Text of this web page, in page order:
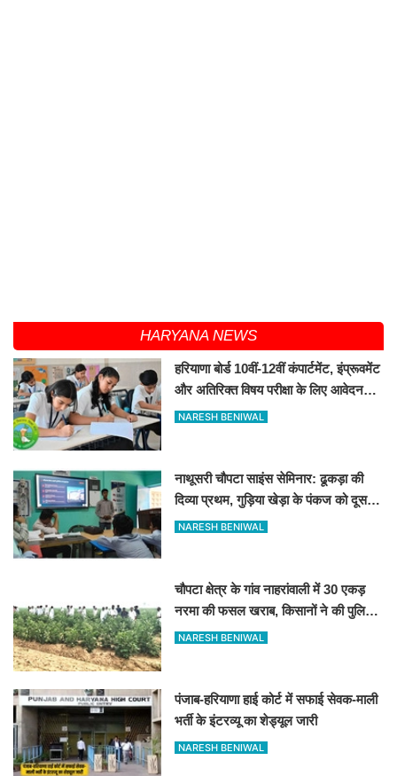
HARYANA NEWS
हरियाणा बोर्ड 10वीं-12वीं कंपार्टमेंट, इंप्रूवमेंट
और अतिरिक्त विषय परीक्षा के लिए आवेदन
शुरू
NARESH BENIWAL
नाथूसरी चौपटा साइंस सेमिनार: ढूकड़ा की
दिव्या प्रथम, गुड़िया खेड़ा के पंकज को दूसरा
स्थान
NARESH BENIWAL
चौपटा क्षेत्र के गांव नाहरांवाली में 30 एकड़
नरमा की फसल खराब, किसानों ने की पुलिस
व कृषि विभाग से जांच की मांग
NARESH BENIWAL
पंजाब-हरियाणा हाई कोर्ट में सफाई सेवक-माली
भर्ती के इंटरव्यू का शेड्यूल जारी
NARESH BENIWAL